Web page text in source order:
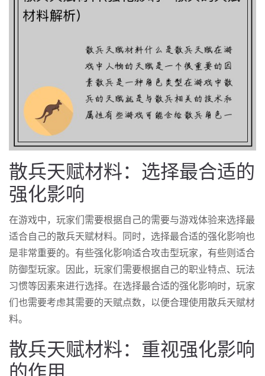
散兵天赋材料：选择最合适的
强化影响
在游戏中，玩家们需要根据自己的需要与游戏体验来选择最
适合自己的散兵天赋材料。同时，选择最合适的强化影响也
是非常重要的。有些强化影响适合攻击型玩家，有些则适合
防御型玩家。因此，玩家们需要根据自己的职业特点、玩法
习惯等因素来进行选择。在选择最合适的强化影响时，玩家
们也需要考虑其需要的天赋点数，以便合理使用散兵天赋材
料。
散兵天赋材料：重视强化影响
的作用